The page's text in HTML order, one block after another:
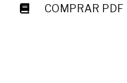
COMPRAR PDF